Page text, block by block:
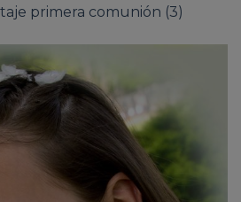
primera comunión (3)